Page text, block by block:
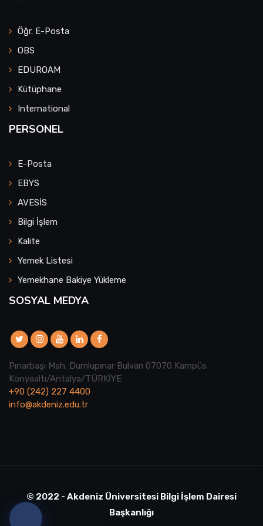
Öğr. E-Posta
OBS
EDUROAM
Kütüphane
International
PERSONEL
E-Posta
EBYS
AVESİS
Bilgi İşlem
Kalite
Yemek Listesi
Yemekhane Bakiye Yükleme
SOSYAL MEDYA
Pınarbaşı Mah. Dumlupınar Bulvarı 07070 Kampüs
Konyaaltı/Antalya/TÜRKİYE
+90 (242) 227 4400
info@akdeniz.edu.tr
© 2022 - Akdeniz Üniversitesi Bilgi İşlem Dairesi
Başkanlığı